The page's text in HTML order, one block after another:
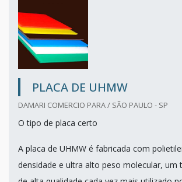
PLACA DE UHMW
DAMARI COMERCIO PARA / SÃO PAULO - SP
O tipo de placa certo
A placa de UHMW é fabricada com
densidade e ultra alto peso molecular, um